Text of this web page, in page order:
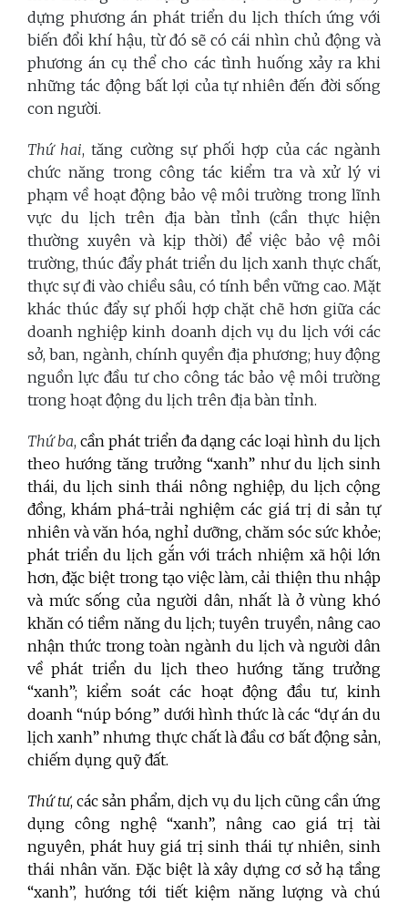
dựng phương án phát triển du lịch thích ứng với
biến đổi khí hậu, từ đó sẽ có cái nhìn chủ động và
phương án cụ thể cho các tình huống xảy ra khi
những tác động bất lợi của tự nhiên đến đời sống
con người.
Thứ hai, tăng cường sự phối hợp của các ngành
chức năng trong công tác kiểm tra và xử lý vi
phạm về hoạt động bảo vệ môi trường trong lĩnh
vực du lịch trên địa bàn tỉnh (cần thực hiện
thường xuyên và kịp thời) để việc bảo vệ môi
trường, thúc đẩy phát triển du lịch xanh thực chất,
thực sự đi vào chiều sâu, có tính bền vững cao. Mặt
khác thúc đẩy sự phối hợp chặt chẽ hơn giữa các
doanh nghiệp kinh doanh dịch vụ du lịch với các
sở, ban, ngành, chính quyền địa phương; huy động
nguồn lực đầu tư cho công tác bảo vệ môi trường
trong hoạt động du lịch trên địa bàn tỉnh.
Thứ ba, cần phát triển đa dạng các loại hình du lịch
theo hướng tăng trưởng “xanh” như du lịch sinh
thái, du lịch sinh thái nông nghiệp, du lịch cộng
đồng, khám phá-trải nghiệm các giá trị di sản tự
nhiên và văn hóa, nghỉ dưỡng, chăm sóc sức khỏe;
phát triển du lịch gắn với trách nhiệm xã hội lớn
hơn, đặc biệt trong tạo việc làm, cải thiện thu nhập
và mức sống của người dân, nhất là ở vùng khó
khăn có tiềm năng du lịch; tuyên truyền, nâng cao
nhận thức trong toàn ngành du lịch và người dân
về phát triển du lịch theo hướng tăng trưởng
“xanh”; kiểm soát các hoạt động đầu tư, kinh
doanh “núp bóng” dưới hình thức là các “dự án du
lịch xanh” nhưng thực chất là đầu cơ bất động sản,
chiếm dụng quỹ đất.
Thứ tư, các sản phẩm, dịch vụ du lịch cũng cần ứng
dụng công nghệ “xanh”, nâng cao giá trị tài
nguyên, phát huy giá trị sinh thái tự nhiên, sinh
thái nhân văn. Đặc biệt là xây dựng cơ sở hạ tầng
“xanh”, hướng tới tiết kiệm năng lượng và chú